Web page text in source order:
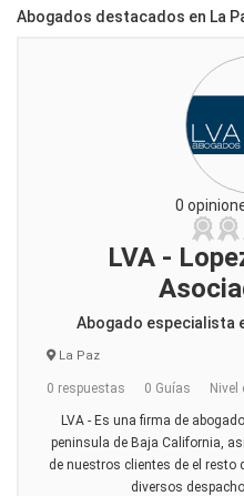
Abogados destacados en La
0
LVA -
Abogado especialista
La Paz
0 respuestas 0 Guías Nivel
LVA - Es una firma de
peninsula de Baja California,
de nuestros clientes de el
diversos